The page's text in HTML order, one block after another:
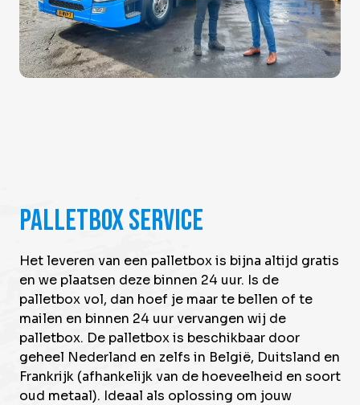
Palletbox service
Het leveren van een palletbox is bijna altijd gratis
en we plaatsen deze binnen 24 uur. Is de
palletbox vol, dan hoef je maar te bellen of te
mailen en binnen 24 uur vervangen wij de
palletbox. De palletbox is beschikbaar door
geheel Nederland en zelfs in België, Duitsland en
Frankrijk (afhankelijk van de hoeveelheid en soort
oud metaal). Ideaal als oplossing om jouw